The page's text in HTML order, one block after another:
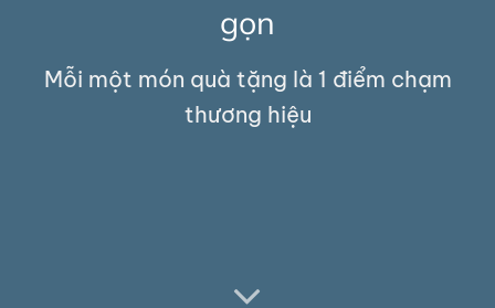
gọn
Mỗi một món quà tặng là 1 điểm chạm
thương hiệu